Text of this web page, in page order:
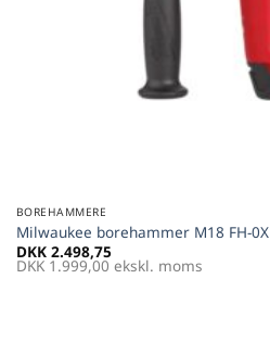
BOREHAMMERE
Milwaukee borehammer M18 FH-0X
DKK 2.498,75
DKK 1.999,00 ekskl. moms